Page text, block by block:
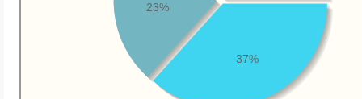
37%
23%